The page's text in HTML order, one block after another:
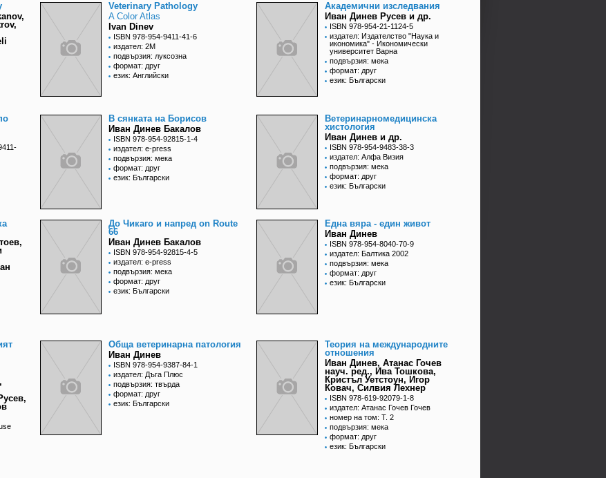
Veterinary Pathology
A Color Atlas
Ivan Dinev
ISBN 978-954-9411-41-6
издател: 2М
подвързия: луксозна
формат: друг
език: Английски
Академични изследвания
Иван Динев Русев и др.
ISBN 978-954-21-1124-5
издател: Издателство "Наука и
икономика" - Икономически
университет Варна
подвързия: мека
формат: друг
език: Български
В сянката на Борисов
Иван Динев Бакалов
ISBN 978-954-92815-1-4
издател: e-press
подвързия: мека
формат: друг
език: Български
Ветеринарномедицинска
хистология
Иван Динев и др.
ISBN 978-954-9483-38-3
издател: Алфа Визия
подвързия: мека
формат: друг
език: Български
До Чикаго и напред on Route
66
Иван Динев Бакалов
ISBN 978-954-92815-4-5
издател: e-press
подвързия: мека
формат: друг
език: Български
Една вяра - един живот
Иван Динев
ISBN 978-954-8040-70-9
издател: Балтика 2002
подвързия: мека
формат: друг
език: Български
Обща ветеринарна патология
Иван Динев
ISBN 978-954-9387-84-1
издател: Дъга Плюс
подвързия: твърда
формат: друг
език: Български
Теория на международните
отношения
Иван Динев, Атанас Гочев
науч. ред., Ива Тошкова,
Кристъл Уетстоун, Игор
Ковач, Силвия Лехнер
ISBN 978-619-92079-1-8
издател: Атанас Гочев Гочев
номер на том: Т. 2
подвързия: мека
формат: друг
език: Български